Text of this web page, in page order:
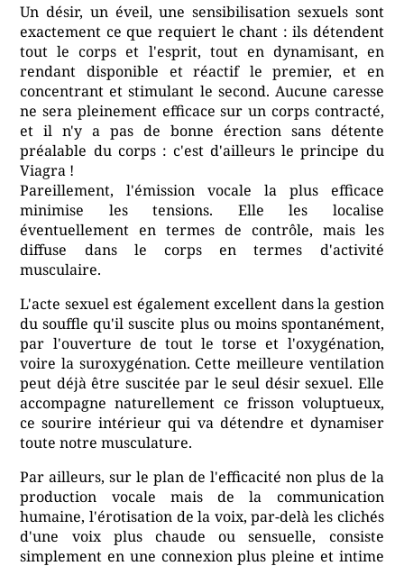
Un désir, un éveil, une sensibilisation sexuels sont
exactement ce que requiert le chant : ils détendent
tout le corps et l'esprit, tout en dynamisant, en
rendant disponible et réactif le premier, et en
concentrant et stimulant le second. Aucune caresse
ne sera pleinement efficace sur un corps contracté,
et il n'y a pas de bonne érection sans détente
préalable du corps : c'est d'ailleurs le principe du
Viagra !
Pareillement, l'émission vocale la plus efficace
minimise les tensions. Elle les localise
éventuellement en termes de contrôle, mais les
diffuse dans le corps en termes d'activité
musculaire.
L'acte sexuel est également excellent dans la gestion
du souffle qu'il suscite plus ou moins spontanément,
par l'ouverture de tout le torse et l'oxygénation,
voire la suroxygénation. Cette meilleure ventilation
peut déjà être suscitée par le seul désir sexuel. Elle
accompagne naturellement ce frisson voluptueux,
ce sourire intérieur qui va détendre et dynamiser
toute notre musculature.
Par ailleurs, sur le plan de l'efficacité non plus de la
production vocale mais de la communication
humaine, l'érotisation de la voix, par-delà les clichés
d'une voix plus chaude ou sensuelle, consiste
simplement en une connexion plus pleine et intime